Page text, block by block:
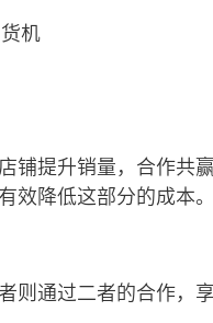
铺提升销量，合作共
效降低这部分的成本
则通过二者的合作，